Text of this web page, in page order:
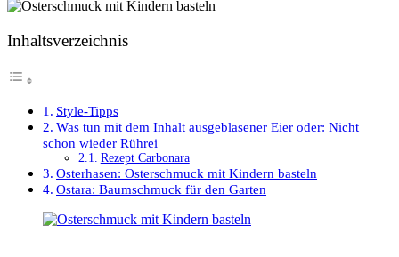
Inhaltsverzeichnis
Style-Tipps
Was tun mit dem Inhalt ausgeblasener Eier oder: Nicht
schon wieder Rührei
Rezept Carbonara
Osterhasen: Osterschmuck mit Kindern basteln
Ostara: Baumschmuck für den Garten